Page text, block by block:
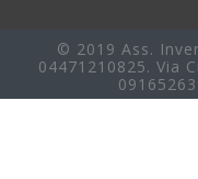
© 2019 Ass.
04471210825. Via